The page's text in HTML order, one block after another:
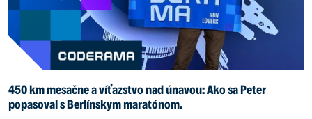
450 km mesačne a víťazstvo nad únavou: Ako sa Peter
popasoval s Berlínskym maratónom.